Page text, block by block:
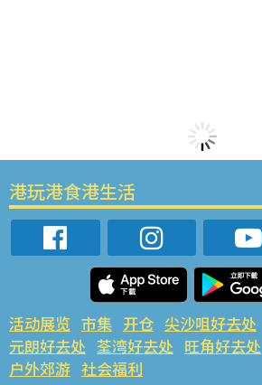
港玩港食港生活
活动展览 市集 开仓 尖沙咀好去处
元朗好去处 荃湾好去处 旺角好去处
户外郊游 社会福利